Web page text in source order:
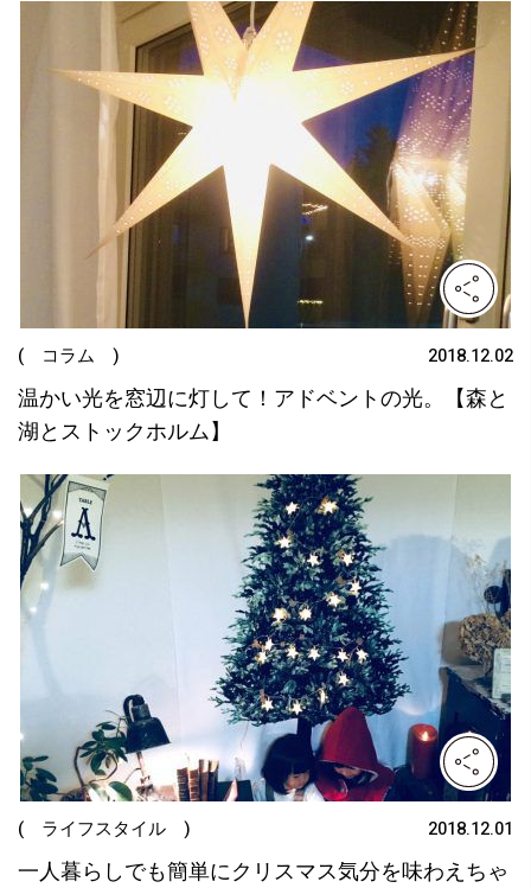
( コラム ) 2018.12.02
温かい光を窓辺に灯して！アドベントの光。【森と
湖とストックホルム】
( ライフスタイル ) 2018.12.01
一人暮らしでも簡単にクリスマス気分を味わえちゃ